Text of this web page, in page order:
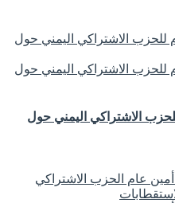
الاشتراكي اليمني حول